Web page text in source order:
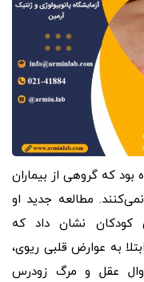
بود که گروهی از بیماران
مطالعه جدید او
کودکان نشان داد که
به عوارض قلبی ریوی،
عقل و مرگ زودرس